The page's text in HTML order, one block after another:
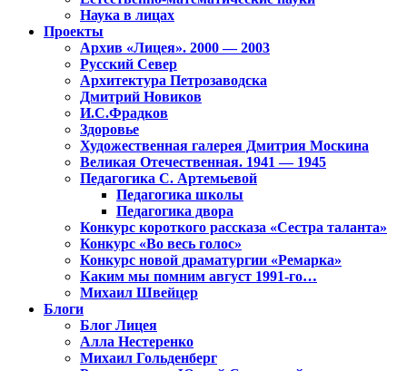
Наука в лицах
Проекты
Архив «Лицея». 2000 — 2003
Русский Север
Архитектура Петрозаводска
Дмитрий Новиков
И.С.Фрадков
Здоровье
Художественная галерея Дмитрия Москина
Великая Отечественная. 1941 — 1945
Педагогика С. Артемьевой
Педагогика школы
Педагогика двора
Конкурс короткого рассказа «Сестра таланта»
Конкурс «Во весь голос»
Конкурс новой драматургии «Ремарка»
Каким мы помним август 1991-го…
Михаил Швейцер
Блоги
Блог Лицея
Алла Нестеренко
Михаил Гольденберг